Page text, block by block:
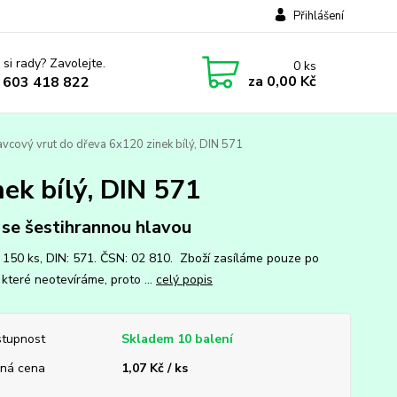
Přihlášení
rady? Zavolejte.
418 822
0ks
za 0,00 Kč
vrut do dřeva 6x120 zinek bílý, DIN 571
bílý, DIN 571
šestihrannou hlavou
ks, DIN: 571. ČSN: 02 810. Zboží zasíláme pouze po
neotevíráme, proto ... celý popis
Skladem 10 balení
cena
1,07 Kč / ks